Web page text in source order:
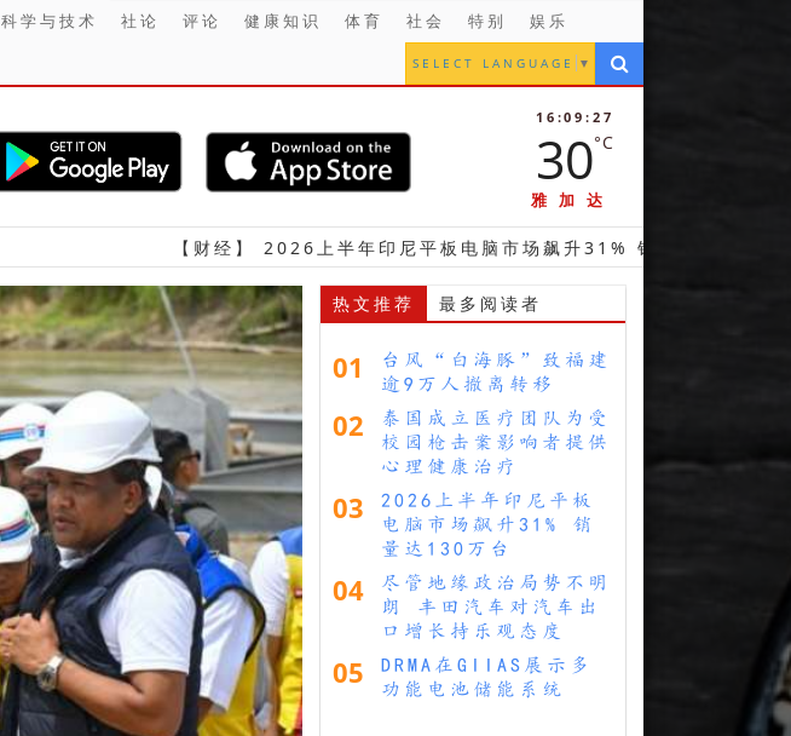
科学与技术 社论 评论 健康知识 体育 社会 特别
娱乐
SELECT LANGUAGE ▼
16:09:28
30°C
雅加达
【财经】 2026上半年印尼平板电脑市场飙升31% 销量达130万台
热文推荐 最多阅读者
01
台风“白海豚”致福建
逾9万人撤离转移
02
泰国成立医疗团队为受
校园枪击案影响者提供
心理健康治疗
03
2026上半年印尼平板
电脑市场飙升31% 销
量达130万台
04
尽管地缘政治局势不明
朗 丰田汽车对汽车出
口增长持乐观态度
05
DRMA在GIIAS展示多
功能电池储能系统